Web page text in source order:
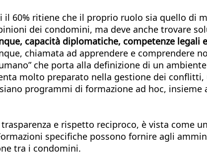
il 60% ritiene che il proprio ruolo sia quello di
dei condomini, ma deve anche trovare
capacità diplomatiche, competenze legali
chiamata ad apprendere e comprendere
che porta alla definizione di un
molto preparato nella gestione dei
programmi di formazione ad hoc,
e rispetto reciproco, è vista come
specifiche possono fornire agli
tra i condomini.